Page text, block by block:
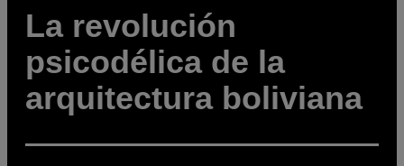
La revolución
psicodélica de la
arquitectura boliviana